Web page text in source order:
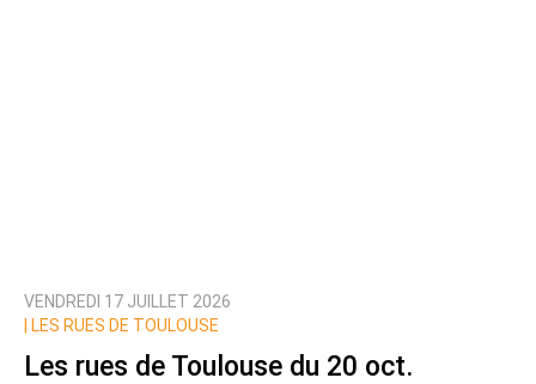
VENDREDI 17 JUILLET 2026
LES RUES DE TOULOUSE
Les rues de Toulouse du 20 oct.